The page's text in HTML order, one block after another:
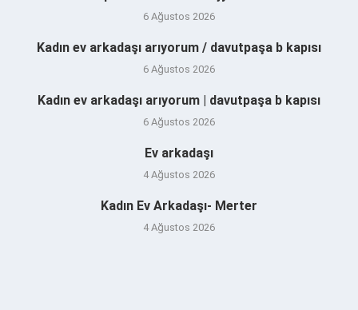
6 Ağustos 2026
Kadın ev arkadaşı arıyorum / davutpaşa b kapısı
6 Ağustos 2026
Kadın ev arkadaşı arıyorum | davutpaşa b kapısı
6 Ağustos 2026
Ev arkadaşı
4 Ağustos 2026
Kadın Ev Arkadaşı- Merter
4 Ağustos 2026